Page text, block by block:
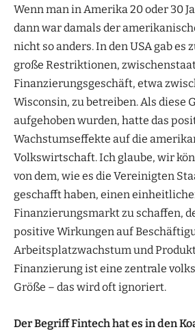
Wenn man in Amerika 20 oder 30
dann war damals der
nicht so anders. In den USA gab es
große Restriktionen,
Finanzierungsgeschäft, etwa
Wisconsin, zu betreiben. Als diese
aufgehoben wurden, hatte das
Wachstumseffekte auf die
Volkswirtschaft. Ich glaube, wir
von dem, wie es die Vereinigten
geschafft haben, einen
Finanzierungsmarkt zu schaffen,
positive Wirkungen auf
Arbeitsplatzwachstum und
Finanzierung ist eine zentrale
Größe – das wird oft ignoriert.
Der Begriff Fintech hat es in den